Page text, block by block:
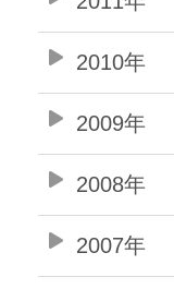
2010年
2009年
2008年
2007年